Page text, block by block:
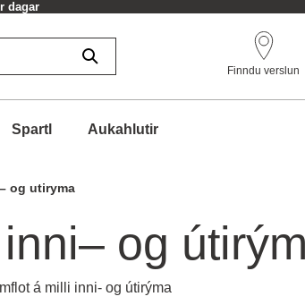
dagar
Finndu verslun
Spartl Aukahlutir
og utiryma
og
á milli inni- og útirýma